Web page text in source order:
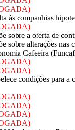
às companhias
sobre a oferta de
sobre alterações nas
Cafeeira
condições para